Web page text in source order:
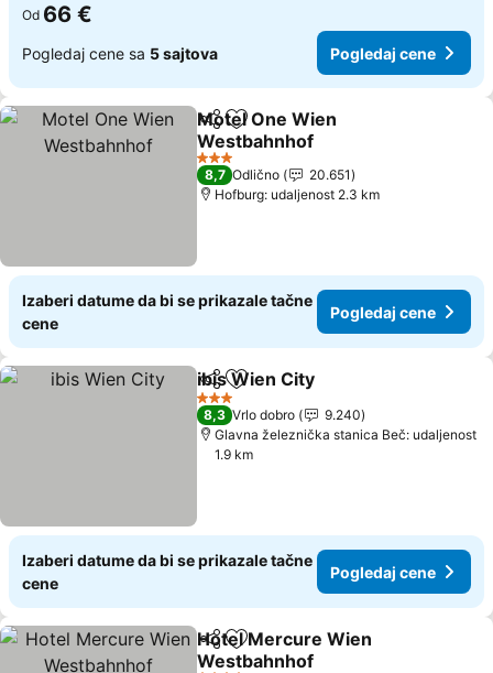
Od 66 €
Pogledaj cene sa 5 sajtova Pogledaj cene
Deli Dodati u favorite
Motel One Wien
Westbahnhof
3 Zvezdice
8,7 Odlično
20.651
Hofburg: udaljenost 2.3 km
Izaberi datume da bi se prikazale tačne
cene
Pogledaj cene
Deli Dodati u favorite
ibis Wien City
3 Zvezdice
8,3 Vrlo dobro
9.240
Glavna železnička stanica Beč: udaljenost
1.9 km
Izaberi datume da bi se prikazale tačne
cene
Pogledaj cene
Deli Dodati u favorite
Hotel Mercure Wien
Westbahnhof